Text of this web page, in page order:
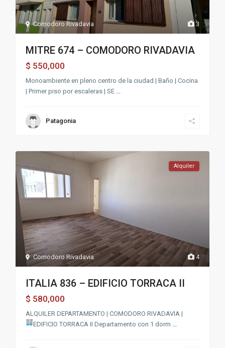
3
Comodoro Rivadavia
MITRE 674 – COMODORO RIVADAVIA
$ 550,000
Monoambiente en pleno centro de la ciudad | Baño | Cocina
| Primer piso por escaleras | SE
Patagonia
4
Comodoro Rivadavia
Alquiler
ITALIA 836 – EDIFICIO TORRACA II
$ 580,000
ALQUILER DEPARTAMENTO | COMODORO RIVADAVIA |
EDIFICIO TORRACA II Departamento con 1 dorm